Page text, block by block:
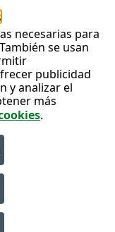
necesarias para
se usan
publicidad
y analizar el
más
.